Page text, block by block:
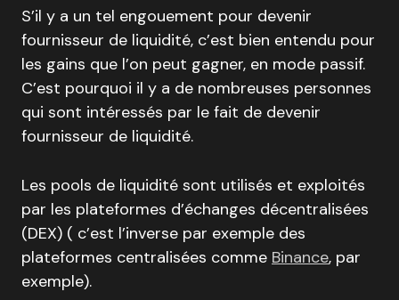
S’il y a un tel engouement pour devenir
fournisseur de liquidité, c’est bien entendu pour
les gains que l’on peut gagner, en mode passif.
C’est pourquoi il y a de nombreuses personnes
qui sont intéressés par le fait de devenir
fournisseur de liquidité.
Les pools de liquidité sont utilisés et exploités
par les plateformes d’échanges décentralisées
(DEX) ( c’est l’inverse par exemple des
plateformes centralisées comme Binance, par
exemple).